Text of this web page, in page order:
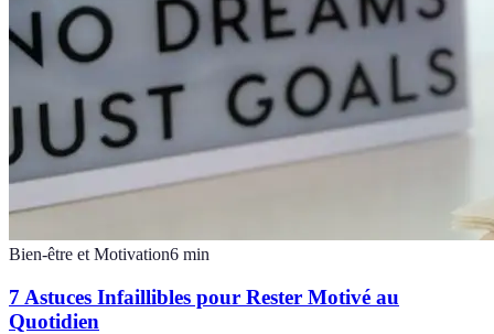
Bien-être et Motivation6 min
7 Astuces Infaillibles pour Rester Motivé au
Quotidien